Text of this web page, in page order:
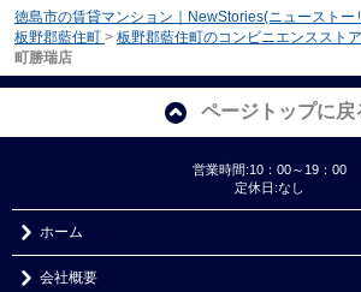
徳島市の賃貸マンション｜NewStories(ニューストー
板野郡藍住町 > 板野郡藍住町のコンビニエンスストア
町勝瑞店
ページトップに戻
営業時間:10：00～19：00
定休日:なし
ホーム
会社概要